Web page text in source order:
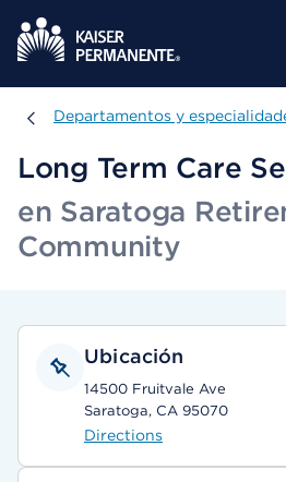
Departamentos y especialidades
Departamentos y
Long Term Care
en Saratoga
Community
Ubicación
14500 Fruitvale Ave
Saratoga, CA 95070
Directions